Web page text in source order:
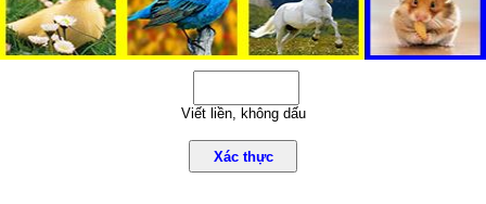
Viết liền, không dấu
Xác thực